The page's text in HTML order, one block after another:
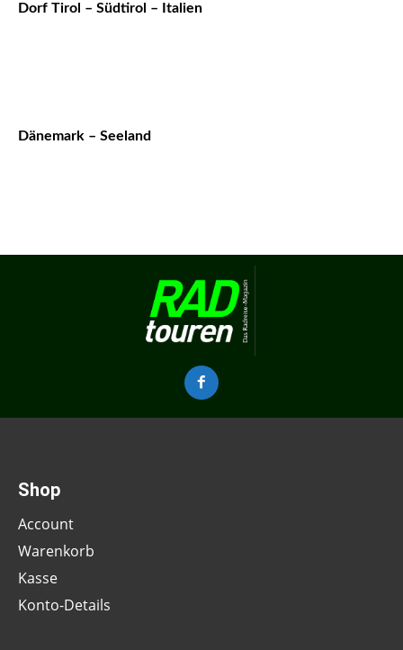
Dorf Tirol – Südtirol – Italien
Dänemark – Seeland
Shop
Account
Warenkorb
Kasse
Konto-Details